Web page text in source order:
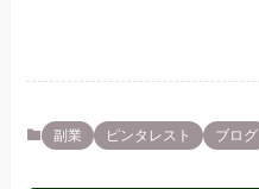
副業 ピンタレスト ブログ